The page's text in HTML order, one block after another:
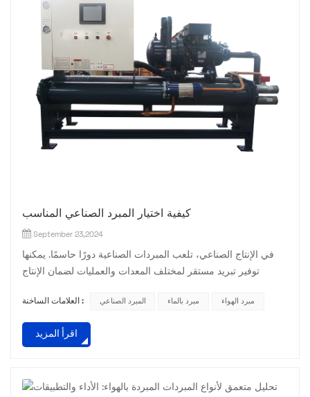
كيفية اختيار المبرد الصناعي المناسب
September 23,2024
في الإنتاج الصناعي، تلعب المبردات الصناعية دورًا حاسمًا. يمكنها
توفير تبريد مستقر لمختلف المعدات والعمليات لضمان الإنتاج
للمبردات الصناعية الموجودة في السوق، كيف يمكننا اختيار النوع
المناسب؟ اليوم، دعونا نناقش هذه المسألة. أنا. توضيح متطلبات
التبريد أولاً وقبل كل شيء، تحتاج إلى توضيح متطلبات التبريد
العلامات الساخنة : المبرد الصناعي مبرد بالماء مبرد الهواء
اقرأ المزيد